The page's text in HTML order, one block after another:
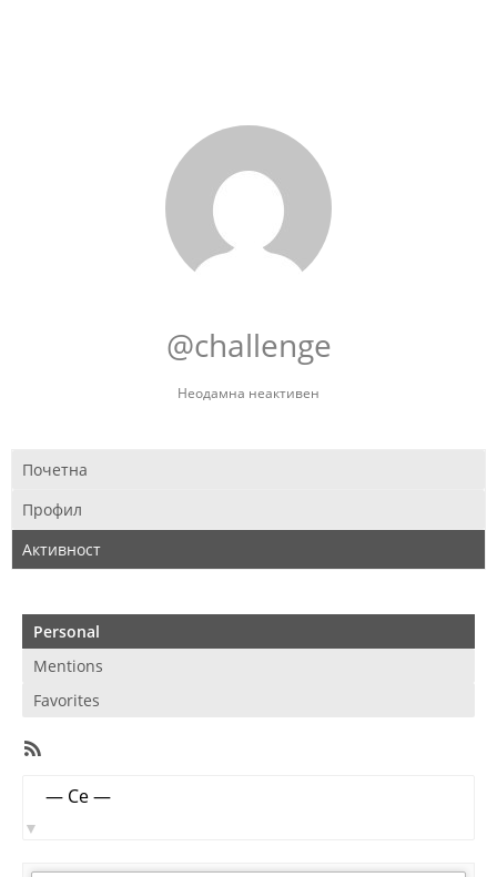
@challenge
Неодамна неактивен
Почетна
Профил
Активност
Personal
Mentions
Favorites
Member
Activities
Show: